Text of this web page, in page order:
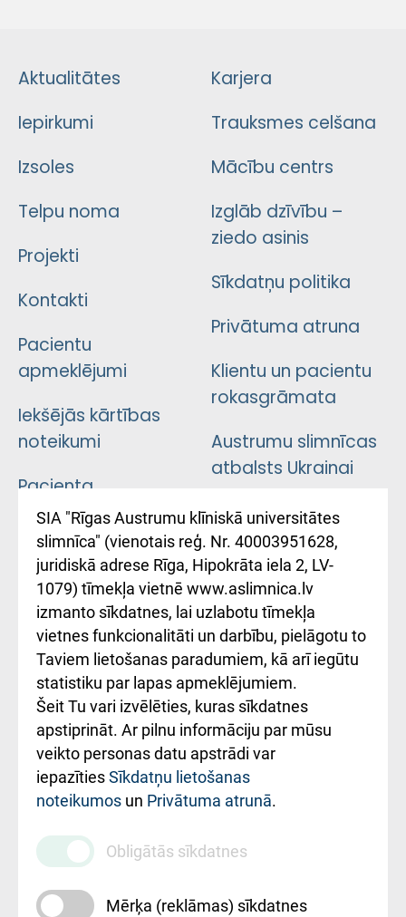
Aktualitātes
Iepirkumi
Izsoles
Telpu noma
Projekti
Kontakti
Pacientu
apmeklējumi
Iekšējās kārtības
noteikumi
Pacienta
atsauksmju/sūdzību
iesniegšanas
kārtība
Kā pie mums nokļūt
Rēķinu apmaksas
ceļvedis
Rekvizīti un
ārstniecības
iestādes kods
010000234
Maksas
pakalpojumu
cenrādis
Karjera
Trauksmes celšana
Mācību centrs
Izglāb dzīvību –
ziedo asinis
Sīkdatņu politika
Privātuma atruna
Klientu un pacientu
rokasgrāmata
Austrumu slimnīcas
atbalsts Ukrainai
Підтримка Східної
лікарні та співпраця з
Україною
SIA "Rīgas Austrumu klīniskā universitātes
slimnīca" (vienotais reģ. Nr. 40003951628,
juridiskā adrese Rīga, Hipokrāta iela 2, LV-
1079) tīmekļa vietnē www.aslimnica.lv
izmanto sīkdatnes, lai uzlabotu tīmekļa
vietnes funkcionalitāti un darbību, pielāgotu to
Taviem lietošanas paradumiem, kā arī iegūtu
statistiku par lapas apmeklējumiem.
Šeit Tu vari izvēlēties, kuras sīkdatnes
apstiprināt. Ar pilnu informāciju par mūsu
veikto personas datu apstrādi var
iepazītiesSīkdatņu lietošanas
noteikumos un Privātuma atrunā.
Obligātās sīkdatnes
Mērķa (reklāmas) sīkdatnes